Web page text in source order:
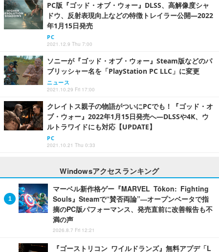
PC版『ゴッド・オブ・ウォー』DLSS、高解像度シャ
ドウ、反射表現向上などの特徴トレイラー公開―2022
年1月15日発売
PC
2021.12.9 Thu 7:00
ソニーが『ゴッド・オブ・ウォー』Steam版などのパ
ブリッシャー名を「PlayStation PC LLC」に変更
ニュース
2021.10.29 Fri 17:00
クレイトス親子の物語がついにPCでも！『ゴッド・オ
ブ・ウォー』2022年1月15日発売へ―DLSSや4K、ウ
ルトラワイドにも対応【UPDATE】
PC
2021.10.21 Thu 0:33
Windowsアクセスランキング
マーベル新作格ゲー『MARVEL Tōkon: Fighting
Souls』Steamで“賛否両論”―オープンベータで指
摘のPC版パフォーマンス、発売直前に改善報告も不
満の声
2026.8.7 Fri 12:21
『ゴーストリコン ワイルドランズ』無料アプデ「L